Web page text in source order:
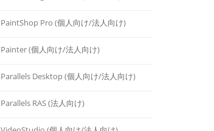
PaintShop Pro (個人向け/法人向け)
Painter (個人向け/法人向け)
Parallels Desktop (個人向け/法人向け)
Parallels RAS (法人向け)